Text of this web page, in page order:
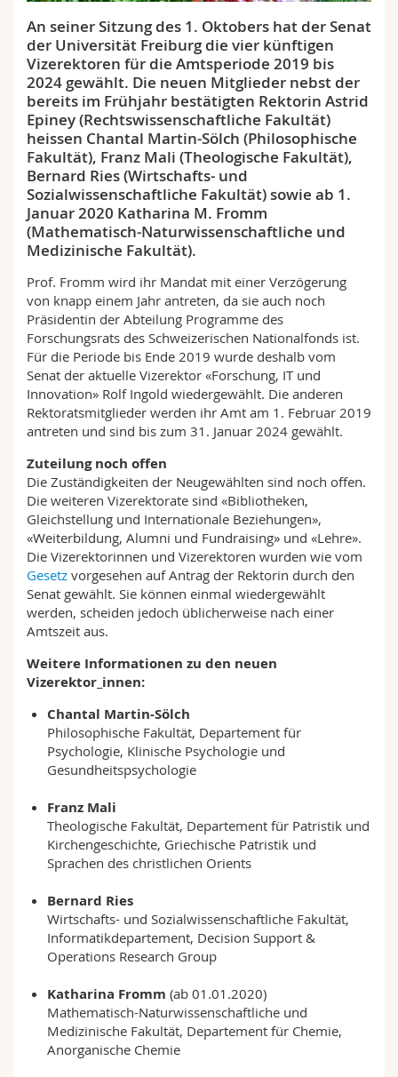
Interfakultär
Doktorierende
Vorlesungsverzeichnis
MyUnifr
An seiner Sitzung des 1. Oktobers hat der Senat
der Universität Freiburg die vier künftigen
Vizerektoren für die Amtsperiode 2019 bis
2024 gewählt. Die neuen Mitglieder nebst der
bereits im Frühjahr bestätigten Rektorin Astrid
Epiney (Rechtswissenschaftliche Fakultät)
heissen Chantal Martin-Sölch (Philosophische
Fakultät), Franz Mali (Theologische Fakultät),
Bernard Ries (Wirtschafts- und
Sozialwissenschaftliche Fakultät) sowie ab 1.
Januar 2020 Katharina M. Fromm
(Mathematisch-Naturwissenschaftliche und
Medizinische Fakultät).
Prof. Fromm wird ihr Mandat mit einer Verzögerung
von knapp einem Jahr antreten, da sie auch noch
Präsidentin der Abteilung Programme des
Forschungsrats des Schweizerischen Nationalfonds ist.
Für die Periode bis Ende 2019 wurde deshalb vom
Senat der aktuelle Vizerektor «Forschung, IT und
Innovation» Rolf Ingold wiedergewählt. Die anderen
Rektoratsmitglieder werden ihr Amt am 1. Februar 2019
antreten und sind bis zum 31. Januar 2024 gewählt.
Zuteilung noch offen
Die Zuständigkeiten der Neugewählten sind noch offen.
Die weiteren Vizerektorate sind «Bibliotheken,
Gleichstellung und Internationale Beziehungen»,
«Weiterbildung, Alumni und Fundraising» und «Lehre».
Die Vizerektorinnen und Vizerektoren wurden wie vom
Gesetz vorgesehen auf Antrag der Rektorin durch den
Senat gewählt. Sie können einmal wiedergewählt
werden, scheiden jedoch üblicherweise nach einer
Amtszeit aus.
Weitere Informationen zu den neuen
Vizerektor_innen:
Chantal Martin-Sölch
Philosophische Fakultät, Departement für
Psychologie, Klinische Psychologie und
Gesundheitspsychologie
Franz Mali
Theologische Fakultät, Departement für Patristik und
Kirchengeschichte, Griechische Patristik und
Sprachen des christlichen Orients
Bernard Ries
Wirtschafts- und Sozialwissenschaftliche Fakultät,
Informatikdepartement, Decision Support &
Operations Research Group
Katharina Fromm (ab 01.01.2020)
Mathematisch-Naturwissenschaftliche und
Medizinische Fakultät, Departement für Chemie,
Anorganische Chemie